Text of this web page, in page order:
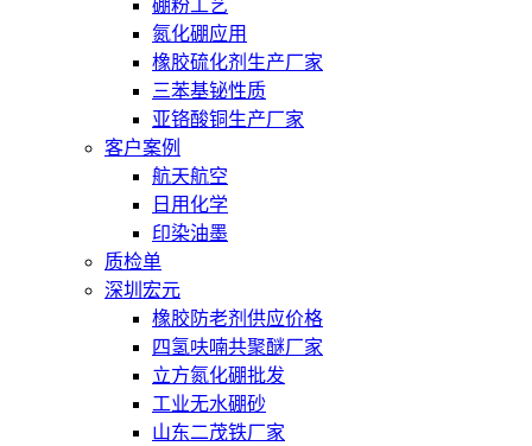
硼粉工艺
氮化硼应用
橡胶硫化剂生产厂家
三苯基铋性质
亚铬酸铜生产厂家
客户案例
航天航空
日用化学
印染油墨
质检单
深圳宏元
橡胶防老剂供应价格
四氢呋喃共聚醚厂家
立方氮化硼批发
工业无水硼砂
山东二茂铁厂家